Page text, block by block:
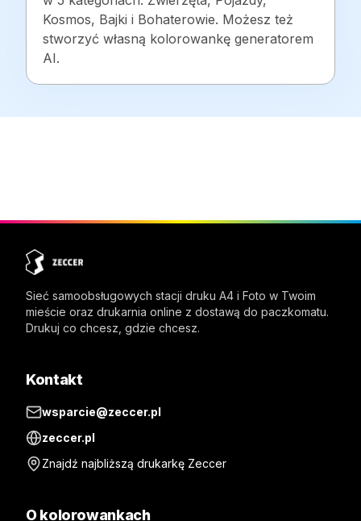
Kosmos, Bajki i Bohaterowie. Możesz też
stworzyć własną kolorowankę generatorem
AI.
Sieć samoobsługowych stacji druku A4 i Foto w Twoim
mieście oraz drukarnia online z dostawą do paczkomatu.
Drukuj co chcesz, gdzie chcesz.
Kontakt
wsparcie@zeccer.pl
zeccer.pl
Znajdź najbliższą drukarkę Zeccer
O kolorowankach